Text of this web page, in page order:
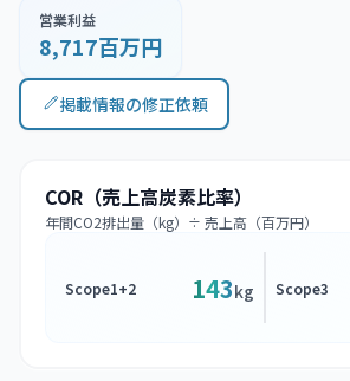
営業利益
8,717百万円
掲載情報の修正依頼
COR（売上高炭素比率）
年間CO2排出量（kg）÷ 売上高（百万円）
Scope1+2 143kg Scope3